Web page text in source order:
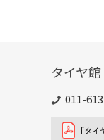
タイヤ
011-